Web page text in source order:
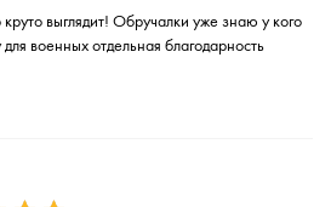
выглядит! Обручалки уже знаю у кого
военных отдельная благодарность